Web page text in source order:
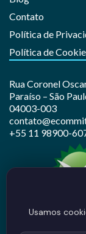
Contato
Política de
Política de
Rua Coronel
Paraíso – São
04003-003
+55 11 98900-
Usamos